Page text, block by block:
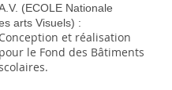
(ECOLE Nationale
arts Visuels) :
Conception et réalisation
pour le Fond des Bâtiments